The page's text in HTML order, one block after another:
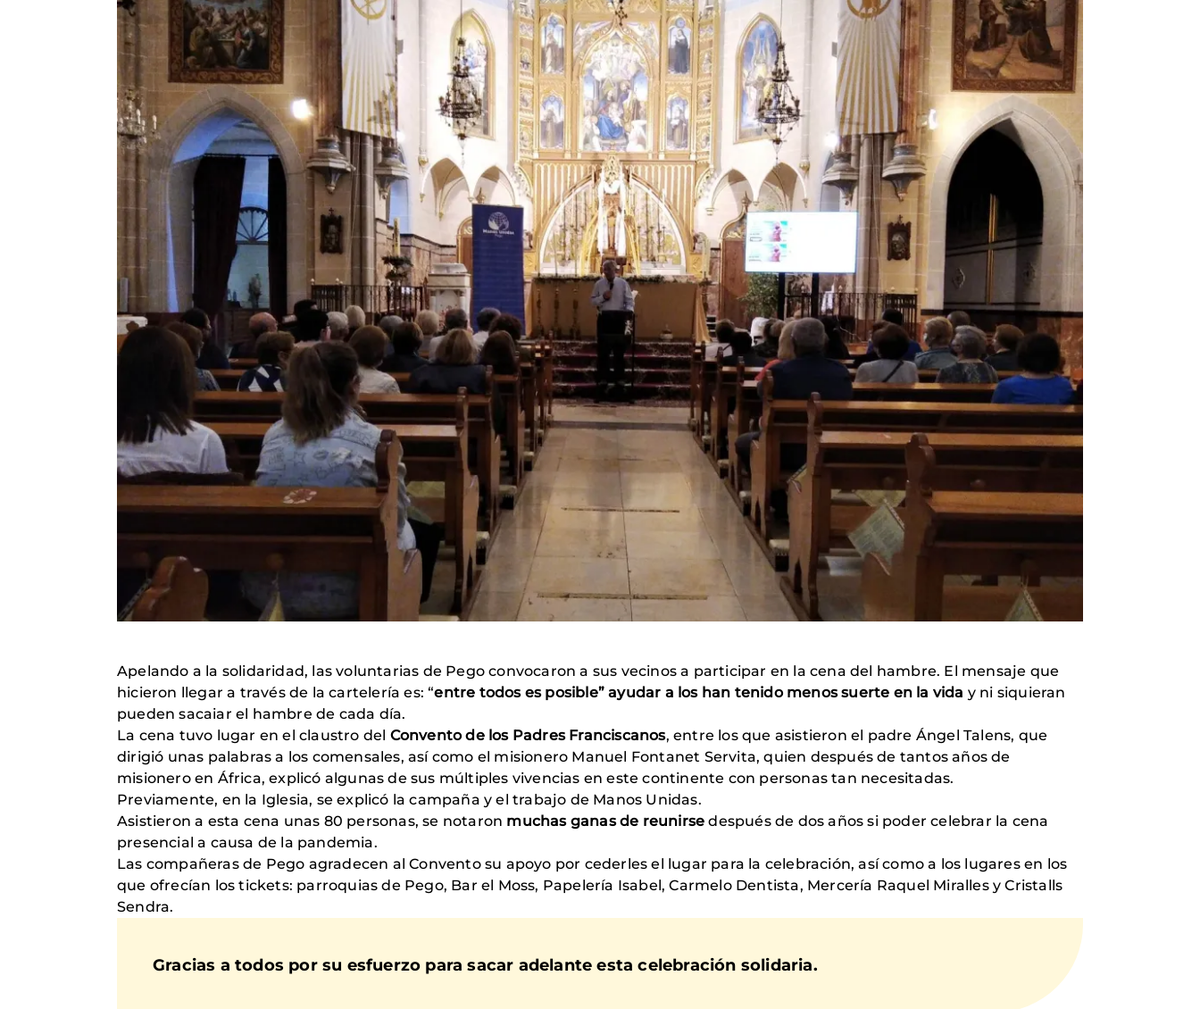
Apelando a la solidaridad, las voluntarias de Pego convocaron a sus vecinos a participar en la cena del hambre. El mensaje que
hicieron llegar a través de la cartelería es: “entre todos es posible” ayudar a los han tenido menos suerte en la vida y ni siquieran
pueden sacaiar el hambre de cada día.
La cena tuvo lugar en el claustro del Convento de los Padres Franciscanos, entre los que asistieron el padre Ángel Talens, que
dirigió unas palabras a los comensales, así como el misionero Manuel Fontanet Servita, quien después de tantos años de
misionero en África, explicó algunas de sus múltiples vivencias en este continente con personas tan necesitadas.
Previamente, en la Iglesia, se explicó la campaña y el trabajo de Manos Unidas.
Asistieron a esta cena unas 80 personas, se notaron muchas ganas de reunirse después de dos años si poder celebrar la cena
presencial a causa de la pandemia.
Las compañeras de Pego agradecen al Convento su apoyo por cederles el lugar para la celebración, así como a los lugares en los
que ofrecían los tickets: parroquias de Pego, Bar el Moss, Papelería Isabel, Carmelo Dentista, Mercería Raquel Miralles y Cristalls
Sendra.
Gracias a todos por su esfuerzo para sacar adelante esta celebración solidaria.